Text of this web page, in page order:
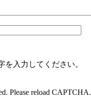
を入力してください。
Please reload CAPTCHA.